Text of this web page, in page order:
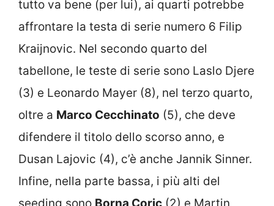
tutto va bene (per lui), ai quarti potrebbe
affrontare la testa di serie numero 6 Filip
Kraijnovic. Nel secondo quarto del
tabellone, le teste di serie sono Laslo Djere
(3) e Leonardo Mayer (8), nel terzo quarto,
oltre a Marco Cecchinato (5), che deve
difendere il titolo dello scorso anno, e
Dusan Lajovic (4), c’è anche Jannik Sinner.
Infine, nella parte bassa, i più alti del